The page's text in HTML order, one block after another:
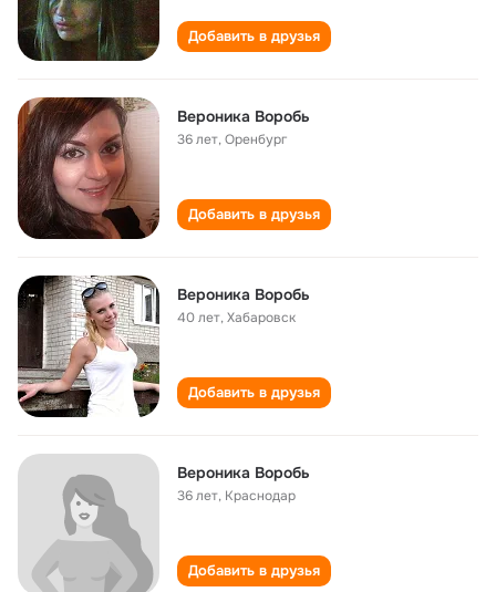
Добавить в друзья
Вероника Воробь
36 лет,Оренбург
Добавить в друзья
Вероника Воробь
40 лет,Хабаровск
Добавить в друзья
Вероника Воробь
36 лет, Краснодар
Добавить в друзья